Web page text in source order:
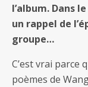
l’album. Dans
un rappel de
groupe…
C’est vrai parce
poèmes de